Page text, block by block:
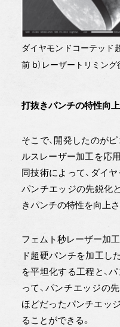
ダイヤモンドコーテッド
前 b）レーザートリミング
打抜きパンチの特性向上
そこで、開発したのが
ルスレーザー加工を応
同技術によって、ダイ
パンチエッジの先鋭化
きパンチの特性を向上
フェムト秒レーザー加
ド超硬パンチを加工し
を平坦化する工程と、
って、パンチエッジの
ほどだったパンチエッ
ることができる。